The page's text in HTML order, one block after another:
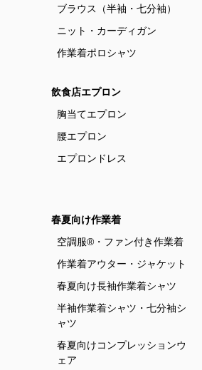
ブラウス（半袖・七分袖）
ニット・カーディガン
作業着ポロシャツ
飲食店エプロン
胸当てエプロン
腰エプロン
エプロンドレス
春夏向け作業着
空調服®・ファン付き作業着
作業着アウター・ジャケット
春夏向け長袖作業着シャツ
半袖作業着シャツ・七分袖シ
ャツ
春夏向けコンプレッションウ
ェア